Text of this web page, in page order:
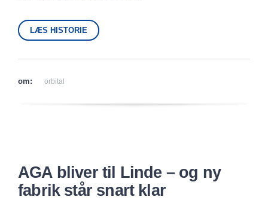
LÆS HISTORIE
om: orbital
AGA bliver til Linde – og ny
fabrik står snart klar